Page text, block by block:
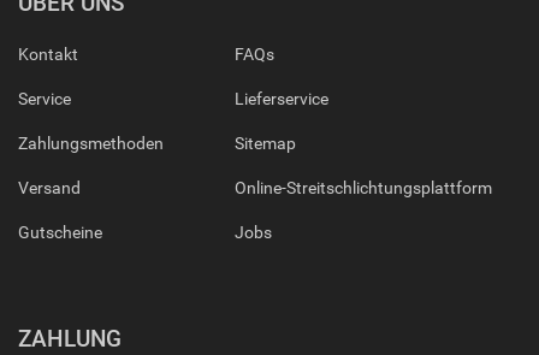
Kontakt
Service
Zahlungsmethoden
Versand
Gutscheine
FAQs
Lieferservice
Sitemap
Online-Streitschlichtungsplattform
Jobs
ZAHLUNG